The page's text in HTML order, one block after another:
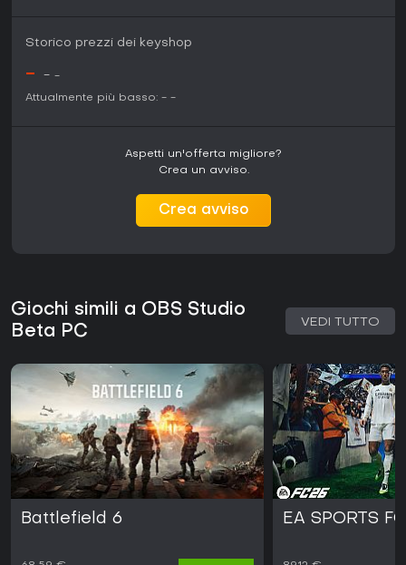
Storico prezzi dei keyshop
- - -
Attualmente più basso: - -
Aspetti un'offerta migliore?
Crea un avviso.
Crea avviso
Giochi simili a OBS Studio
Beta PC
VEDI TUTTO
Battlefield 6 EA SPORTS